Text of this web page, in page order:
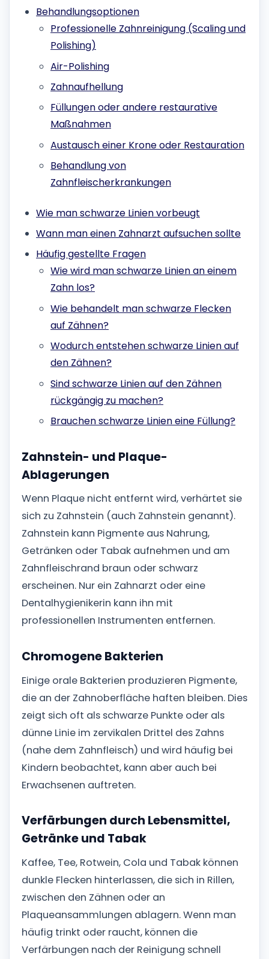
Behandlungsoptionen
Professionelle Zahnreinigung (Scaling und
Polishing)
Air-Polishing
Zahnaufhellung
Füllungen oder andere restaurative
Maßnahmen
Austausch einer Krone oder Restauration
Behandlung von
Zahnfleischerkrankungen
Wie man schwarze Linien vorbeugt
Wann man einen Zahnarzt aufsuchen sollte
Häufig gestellte Fragen
Wie wird man schwarze Linien an einem
Zahn los?
Wie behandelt man schwarze Flecken
auf Zähnen?
Wodurch entstehen schwarze Linien auf
den Zähnen?
Sind schwarze Linien auf den Zähnen
rückgängig zu machen?
Brauchen schwarze Linien eine Füllung?
Zahnstein- und Plaque-
Ablagerungen
Wenn Plaque nicht entfernt wird, verhärtet sie
sich zu Zahnstein (auch Zahnstein genannt).
Zahnstein kann Pigmente aus Nahrung,
Getränken oder Tabak aufnehmen und am
Zahnfleischrand braun oder schwarz
erscheinen. Nur ein Zahnarzt oder eine
Dentalhygienikerin kann ihn mit
professionellen Instrumenten entfernen.
Chromogene Bakterien
Einige orale Bakterien produzieren Pigmente,
die an der Zahnoberfläche haften bleiben. Dies
zeigt sich oft als schwarze Punkte oder als
dünne Linie im zervikalen Drittel des Zahns
(nahe dem Zahnfleisch) und wird häufig bei
Kindern beobachtet, kann aber auch bei
Erwachsenen auftreten.
Verfärbungen durch Lebensmittel,
Getränke und Tabak
Kaffee, Tee, Rotwein, Cola und Tabak können
dunkle Flecken hinterlassen, die sich in Rillen,
zwischen den Zähnen oder an
Plaqueansammlungen ablagern. Wenn man
häufig trinkt oder raucht, können die
Verfärbungen nach der Reinigung schnell